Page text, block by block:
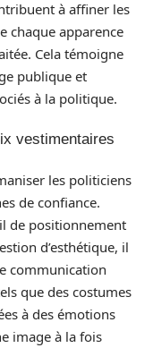
à affiner les
chaque apparence
Cela témoigne
publique et
à la politique.
vestimentaires
les politiciens
de confiance.
de positionnement
d’esthétique, il
communication
que des costumes
à des émotions
image à la fois